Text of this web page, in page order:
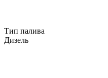
Тип палива
Дизель